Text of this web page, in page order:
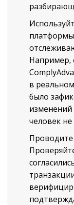
Например,
в
было
изменений
человек
Проводите